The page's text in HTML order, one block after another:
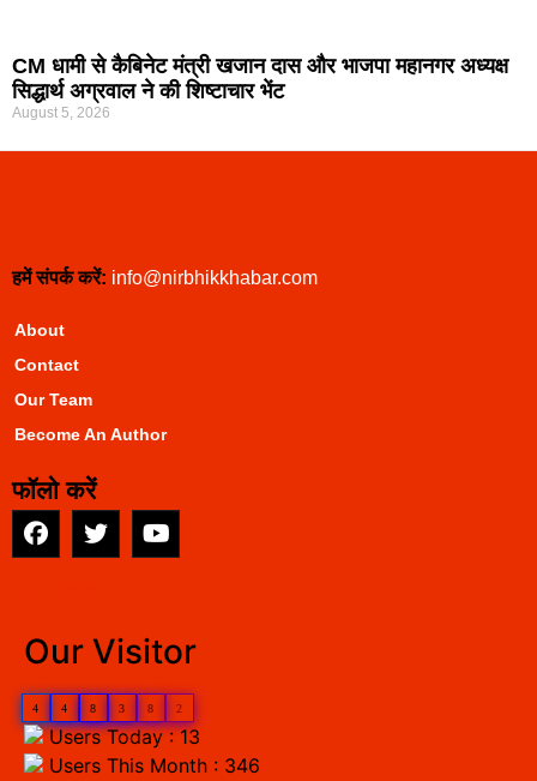
CM धामी से कैबिनेट मंत्री खजान दास और भाजपा महानगर अध्यक्ष
सिद्धार्थ अग्रवाल ने की शिष्टाचार भेंट
August 5, 2026
हमें संपर्क करें: info@nirbhikkhabar.com
About
Contact
Our Team
Become An Author
फॉलो करें
Our Visitor
4 4 8 3 8 2
Users Today : 13
Users This Month : 346